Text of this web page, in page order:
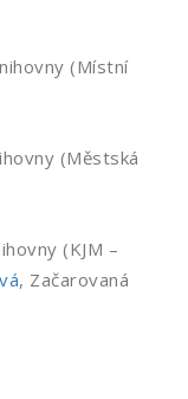
(Místní
(Městská
(KJM –
, Začarovaná